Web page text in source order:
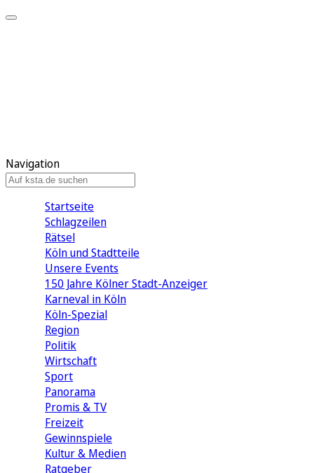
Navigation
Startseite
Schlagzeilen
Rätsel
Köln und Stadtteile
Unsere Events
150 Jahre Kölner Stadt-Anzeiger
Karneval in Köln
Köln-Spezial
Region
Politik
Wirtschaft
Sport
Panorama
Promis & TV
Freizeit
Gewinnspiele
Kultur & Medien
Ratgeber